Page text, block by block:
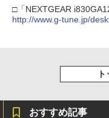
□「NEXTGEAR
http://www.g-tune.jp/
おすすめ記事